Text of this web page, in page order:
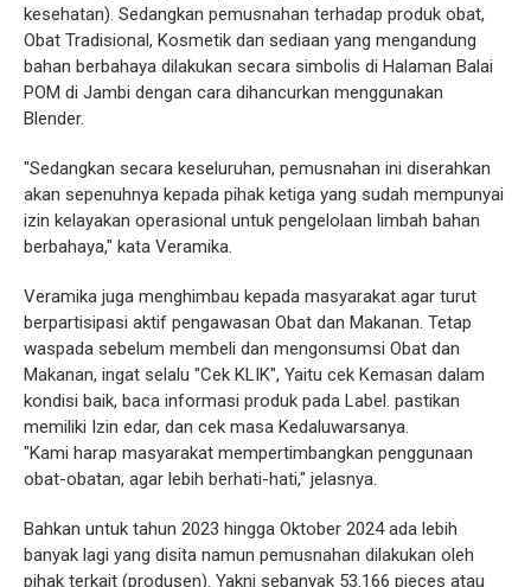
kesehatan). Sedangkan pemusnahan terhadap produk obat,
Obat Tradisional, Kosmetik dan sediaan yang mengandung
bahan berbahaya dilakukan secara simbolis di Halaman Balai
POM di Jambi dengan cara dihancurkan menggunakan
Blender.
"Sedangkan secara keseluruhan, pemusnahan ini diserahkan
akan sepenuhnya kepada pihak ketiga yang sudah mempunyai
izin kelayakan operasional untuk pengelolaan limbah bahan
berbahaya," kata Veramika.
Veramika juga menghimbau kepada masyarakat agar turut
berpartisipasi aktif pengawasan Obat dan Makanan. Tetap
waspada sebelum membeli dan mengonsumsi Obat dan
Makanan, ingat selalu "Cek KLIK", Yaitu cek Kemasan dalam
kondisi baik, baca informasi produk pada Label. pastikan
memiliki Izin edar, dan cek masa Kedaluwarsanya.
"Kami harap masyarakat mempertimbangkan penggunaan
obat-obatan, agar lebih berhati-hati," jelasnya.
Bahkan untuk tahun 2023 hingga Oktober 2024 ada lebih
banyak lagi yang disita namun pemusnahan dilakukan oleh
pihak terkait (produsen). Yakni sebanyak 53.166 pieces atau